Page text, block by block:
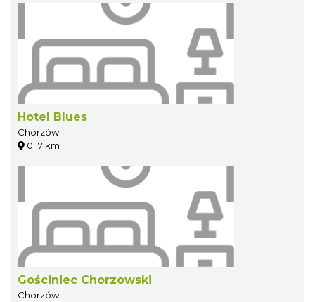
Hotel Blues
Chorzów
0.17 km
Gościniec Chorzowski
Chorzów